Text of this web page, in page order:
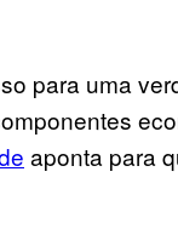
para uma
aponta para